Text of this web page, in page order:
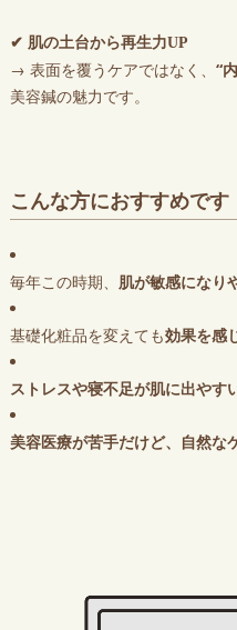
✔ 肌の土台から再生力UP
→ 表面を覆うケアではなく、 “
美容鍼の魅力です。
こんな方におすすめです
毎年この時期、 肌が敏感になり
基礎化粧品を変えても効果を感
ストレスや寝不足が肌に出やす
美容医療が苦手だけど、自然な